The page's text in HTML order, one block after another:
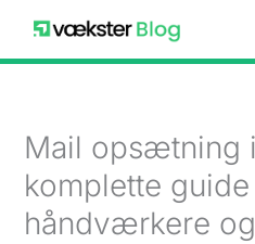
indholdet
Mail opsætning
komplette
håndværkere